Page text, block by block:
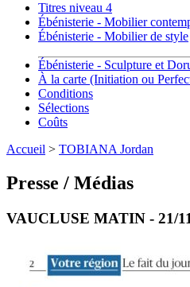
Titres niveau 4
Ébénisterie - Mobilier
Ébénisterie - Mobilier de style
Ébénisterie - Sculpture et
À la carte (Initiation ou
Conditions
Sélections
Coûts
Accueil > TOBIANA Jordan
Presse / Médias
VAUCLUSE MATIN - 21/